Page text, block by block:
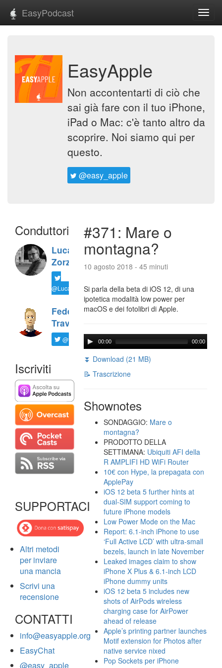
EasyPodcast
EasyApple
Non accontentarti di ciò che
sai già fare con il tuo iPhone,
iPad o Mac: c'è tanto altro da
scoprire. Noi siamo qui per
questo.
@easy_apple
Conduttori
Luca
Zorzi
@LucaTNT
Federico
Travaini
@ftrava
Iscriviti
SUPPORTACI
Altri metodi
per inviare
una mancia
Scrivi una
recensione
CONTATTI
info@easyapple.org
EasyChat
@easy_apple
#371: Mare o
montagna?
10 agosto 2018 - 45 minuti
Si parla della beta di iOS 12, di una
ipotetica modalità low power per
macOS e dei fotolibri di Apple.
00:00 00:00
⏬ Download (21 MB)
📝 Trascrizione
Shownotes
SONDAGGIO: Mare o
montagna?
PRODOTTO DELLA
SETTIMANA: Ubiquiti AFI della
R AMPLIFI HD WiFi Router
10€ con Hype, la prepagata con
ApplePay
iOS 12 beta 5 further hints at
dual-SIM support coming to
future iPhone models
Low Power Mode on the Mac
Report: 6.1-inch iPhone to use
‘Full Active LCD’ with ultra-small
bezels, launch in late November
Leaked images claim to show
iPhone X Plus & 6.1-inch LCD
iPhone dummy units
iOS 12 beta 5 includes new
shots of AirPods wireless
charging case for AirPower
ahead of release
Apple’s printing partner launches
Motif extension for Photos after
native service nixed
Pop Sockets per iPhone